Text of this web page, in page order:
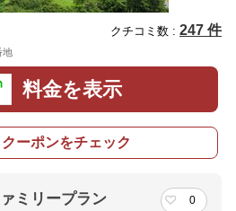
クチコミ数 : 247 件
地
料金を表示
ーポンをチェック
ミリープラン 0